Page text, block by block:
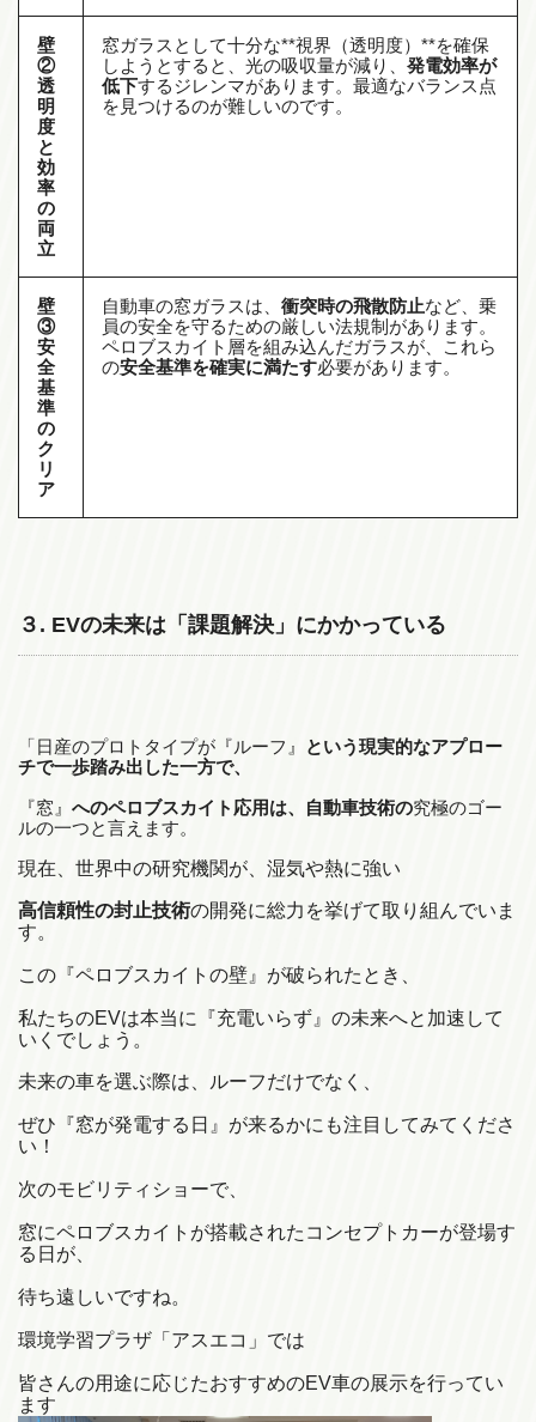
壁
②
透
明
度
と
効
率
の
両
立
窓ガラスとして十分な**視界（透明度）**を確保
しようとすると、光の吸収量が減り、 発電効率が
低下するジレンマがあります。最適なバランス点
を見つけるのが難しいのです。
壁
③
安
全
基
準
の
ク
リ
ア
自動車の窓ガラスは、 衝突時の飛散防止など、乗
員の安全を守るための厳しい法規制があります。
ペロブスカイト層を組み込んだガラスが、これら
の安全基準を確実に満たす必要があります。
３. EVの未来は「課題解決」にかかっている
「日産のプロトタイプが『ルーフ』
という現実的なアプロー
チで一歩踏み出した一方で、
『窓』 へのペロブスカイト応用は、自動車技術の究極のゴー
ルの一つと言えます。
現在、世界中の研究機関が、湿気や熱に強い
高信頼性の封止技術の開発に総力を挙げて取り組んでいま
す。
この『ペロブスカイトの壁』が破られたとき、
私たちのEVは本当に『充電いらず』の未来へと加速して
いくでしょう。
未来の車を選ぶ際は、ルーフだけでなく、
ぜひ『窓が発電する日』が来るかにも注目してみてくださ
い！
次のモビリティショーで、
窓にペロブスカイトが搭載されたコンセプトカーが登場す
る日が、
待ち遠しいですね。
環境学習プラザ「アスエコ」では
皆さんの用途に応じたおすすめのEV車の展示を行ってい
ます